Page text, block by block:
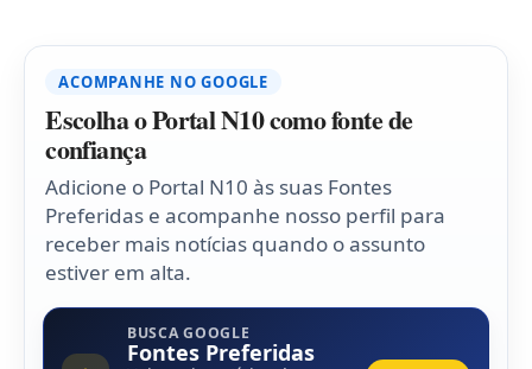
ACOMPANHE NO GOOGLE
Escolha o Portal N10 como fonte de
confiança
Adicione o Portal N10 às suas Fontes
Preferidas e acompanhe nosso perfil para
receber mais notícias quando o assunto
estiver em alta.
BUSCA GOOGLE
Fontes Preferidas